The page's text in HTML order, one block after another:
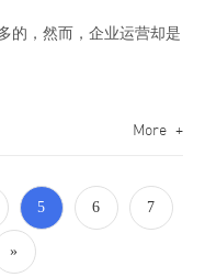
的，然而，企业运营却是
More +
5 6 7
»